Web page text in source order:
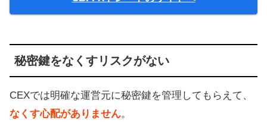
秘密鍵をなくすリスクがない
CEXでは明確な運営元に秘密鍵を管理してもらえて、
なくす心配がありません。